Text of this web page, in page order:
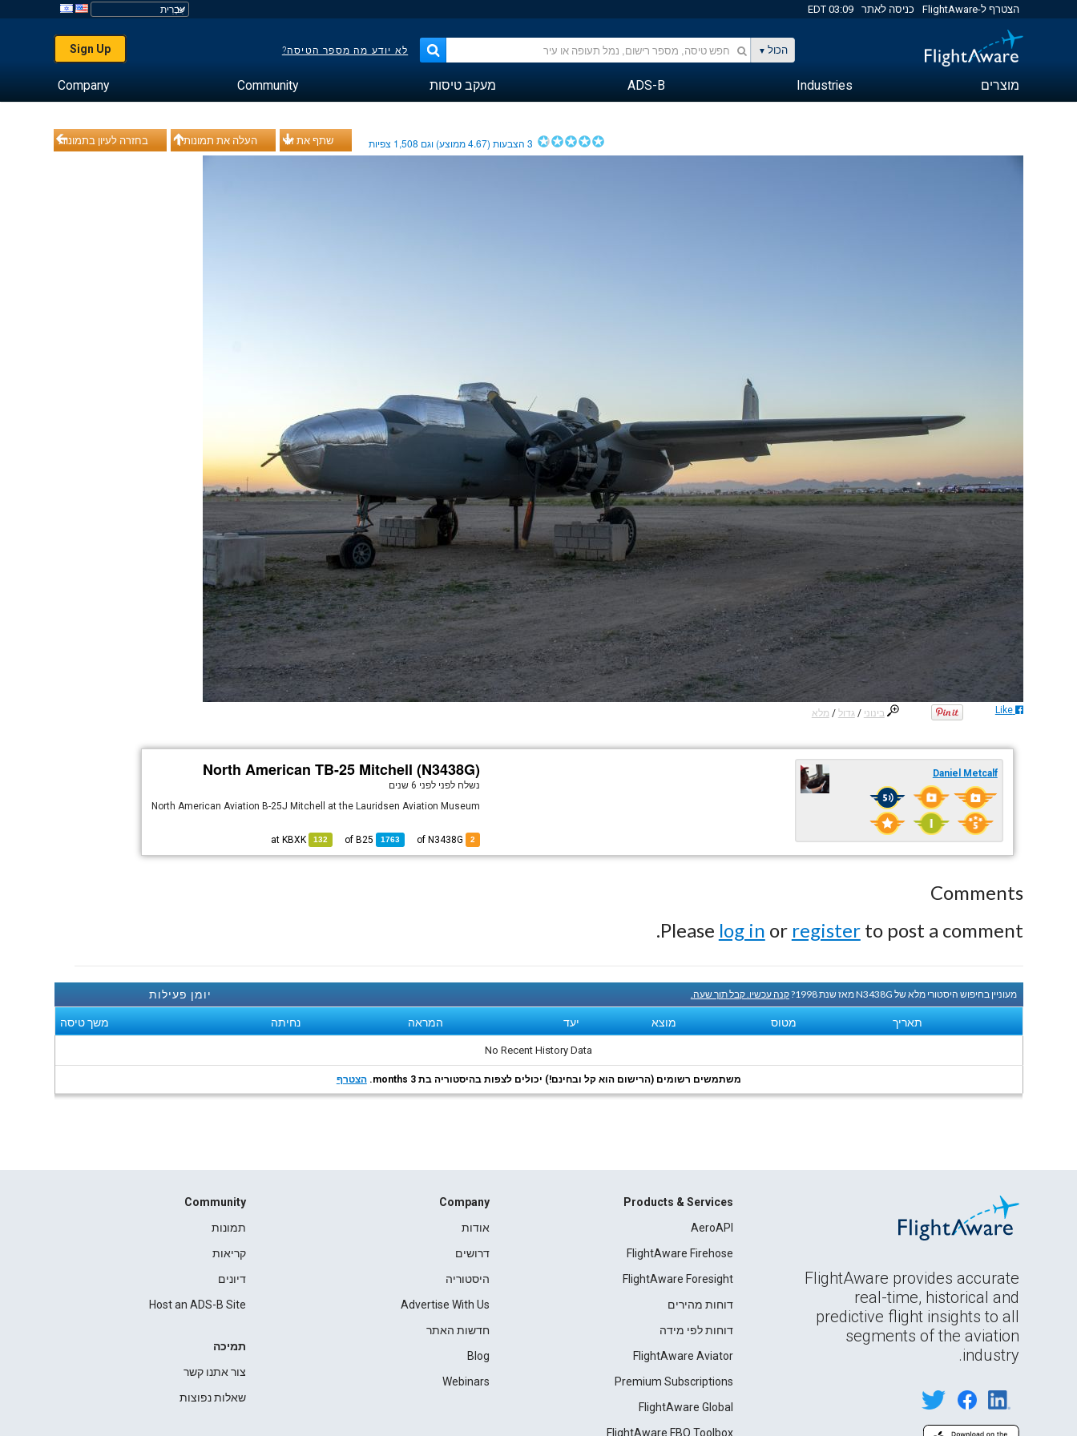
הצטרף ל-FlightAware כניסה לאתר 03:09 EDT
הכול לא יודע מה מספר הטיסה? Sign Up
מוצרים Industries
ADS-B מעקב טיסות Community
Company
בחזרה לעיון בתמונות העלה את תמונותיך שתף את זה 3הצבעות (4.67ממוצע) וגם 1,508 צפיות
בינוני /גדול / מלא Like
North American TB-25 Mitchell (N3438G)
נשלח לפני לפני 6 שנים
North American Aviation B-25J Mitchell at the Lauridsen Aviation Museum
2
1763
B25
132
KBXK
Daniel Metcalf
Comments
Please log in or registerto post a comment.
יומן פעילות מעוניין בחיפוש היסטורי מלא של N3438G מאז שנת 1998? קנה עכשיו. קבל תוך שעה.
תאריך מטוס מוצא יעד המראה נחיתה משך טיסה
No Recent History Data
משתמשים רשומים (הרישום הוא קל ובחינם!) יכולים לצפות בהיסטוריה בת 3 months. הצטרף
FlightAware provides accurate
real-time, historical and
predictive flight insights to all
segments of the aviation
industry.
Products & Services
AeroAPI
FlightAware Firehose
FlightAware Foresight
דוחות מהירים
דוחות לפי מידה
FlightAware Aviator
Premium Subscriptions
FlightAware Global
FlightAware FBO Toolbox
Company
אודות
דרושים
היסטוריה
Advertise With Us
חדשות האתר
Blog
Webinars
Community
תמונות
קריאות
דיונים
Host an ADS-B Site
תמיכה
צור אתנו קשר
שאלות נפוצות